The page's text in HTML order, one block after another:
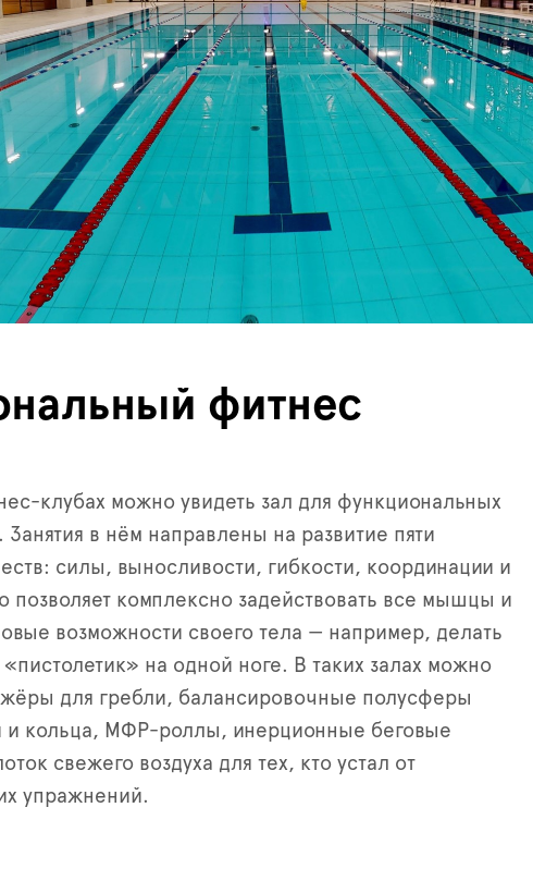
фитнес
клубах можно увидеть зал для функциональных
Занятия в нём направлены на развитие пяти
силы, выносливости, гибкости, координации и
позволяет комплексно задействовать все мышцы и
возможности своего тела — например, делать
на одной ноге. В таких залах можно
для гребли, балансировочные полусферы
и кольца, МФР-роллы, инерционные беговые
свежего воздуха для тех, кто устал от
упражнений.